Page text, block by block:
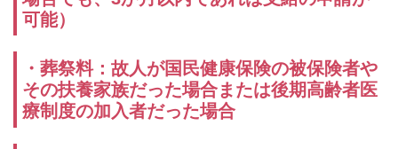
可能）
・葬祭料：故人が国民健康保険の被保険者や
その扶養家族だった場合または後期高齢者医
療制度の加入者だった場合